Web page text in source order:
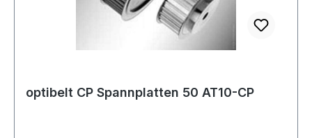
optibelt CP Spannplatten 50 AT10-CP